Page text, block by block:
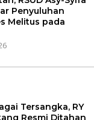
Penyuluhan
Melitus pada
Tersangka, RY
Resmi Ditahan